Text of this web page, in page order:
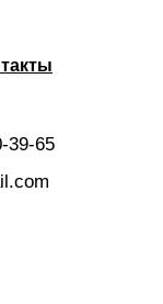
39-65